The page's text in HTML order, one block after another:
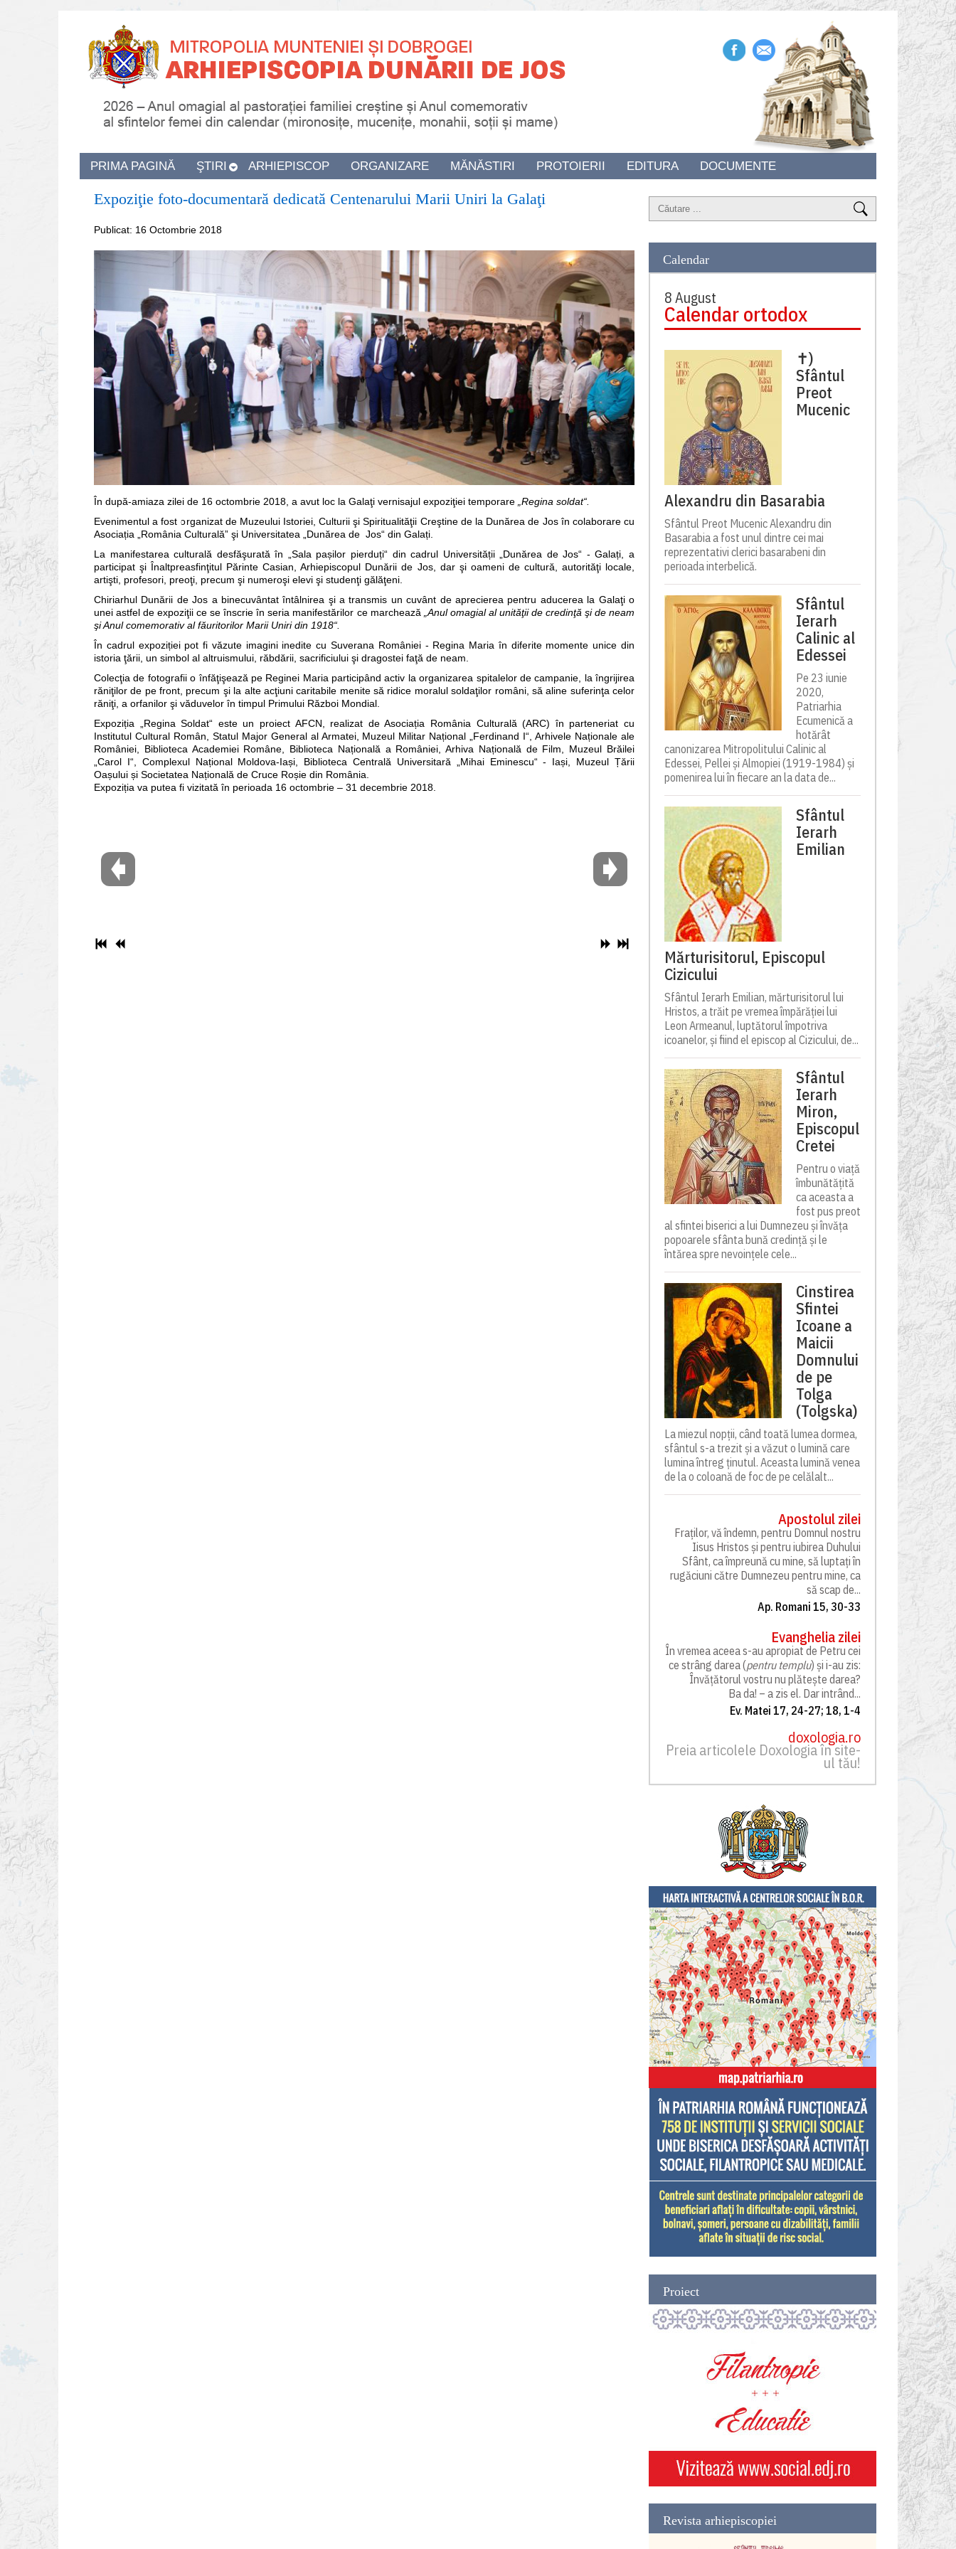
PRIMA PAGINĂ ŞTIRI ARHIEPISCOP ORGANIZARE MĂNĂSTIRI PROTOIERII EDITURA DOCUMENTE
Expoziţie foto-documentară dedicată Centenarului Marii Uniri la Galaţi
Publicat: 16 Octombrie 2018
În după-amiaza zilei de 16 octombrie 2018, a avut loc la Galaţi vernisajul expoziţiei temporare „Regina soldat“.
Evenimentul a fost organizat de Muzeului Istoriei, Culturii şi Spiritualităţii Creştine de la Dunărea de Jos în colaborare cu
Asociația „România Culturală” şi Universitatea „Dunărea de Jos“ din Galați.
La manifestarea culturală desfăşurată în „Sala pașilor pierduți“ din cadrul Universității „Dunărea de Jos“ - Galați, a
participat şi Înaltpreasfinţitul Părinte Casian, Arhiepiscopul Dunării de Jos, dar şi oameni de cultură, autorităţi locale,
artişti, profesori, preoţi, precum şi numeroşi elevi şi studenţi gălăţeni.
Chiriarhul Dunării de Jos a binecuvântat întâlnirea şi a transmis un cuvânt de aprecierea pentru aducerea la Galaţi o
unei astfel de expoziţii ce se înscrie în seria manifestărilor ce marchează „Anul omagial al unităţii de credinţă şi de neam
şi Anul comemorativ al făuritorilor Marii Uniri din 1918“.
În cadrul expoziției pot fi văzute imagini inedite cu Suverana României - Regina Maria în diferite momente unice din
istoria ţării, un simbol al altruismului, răbdării, sacrificiului şi dragostei faţă de neam.
Colecţia de fotografii o înfăţişează pe Reginei Maria participând activ la organizarea spitalelor de campanie, la îngrijirea
răniţilor de pe front, precum şi la alte acţiuni caritabile menite să ridice moralul soldaţilor români, să aline suferinţa celor
răniţi, a orfanilor şi văduvelor în timpul Primului Război Mondial.
Expoziția „Regina Soldat“ este un proiect AFCN, realizat de Asociația România Culturală (ARC) în parteneriat cu
Institutul Cultural Român, Statul Major General al Armatei, Muzeul Militar Național „Ferdinand I“, Arhivele Naționale ale
României, Biblioteca Academiei Române, Biblioteca Națională a României, Arhiva Națională de Film, Muzeul Brăilei
„Carol I“, Complexul Național Moldova-Iași, Biblioteca Centrală Universitară „Mihai Eminescu“ - Iași, Muzeul Țării
Oașului și Societatea Națională de Cruce Roșie din România.
Expoziția va putea fi vizitată în perioada 16 octombrie – 31 decembrie 2018.
Calendar
8 August
Calendar ortodox
✝)
Sfântul
Preot
Mucenic
Alexandru din Basarabia
Sfântul Preot Mucenic Alexandru din
Basarabia a fost unul dintre cei mai
reprezentativi clerici basarabeni din
perioada interbelică.
Sfântul
Ierarh
Calinic al
Edessei
Pe 23 iunie
2020,
Patriarhia
Ecumenică a
hotărât
canonizarea Mitropolitului Calinic al
Edessei, Pellei și Almopiei (1919-1984) și
pomenirea lui în fiecare an la data de...
Sfântul
Ierarh
Emilian
Mărturisitorul, Episcopul
Cizicului
Sfântul Ierarh Emilian, mărturisitorul lui
Hristos, a trăit pe vremea împărăției lui
Leon Armeanul, luptătorul împotriva
icoanelor, și fiind el episcop al Cizicului, de...
Sfântul
Ierarh
Miron,
Episcopul
Cretei
Pentru o viață
îmbunătățită
ca aceasta a
fost pus preot
al sfintei biserici a lui Dumnezeu și învăța
popoarele sfânta bună credință și le
întărea spre nevoințele cele...
Cinstirea
Sfintei
Icoane a
Maicii
Domnului
de pe
Tolga
(Tolgska)
La miezul nopții, când toată lumea dormea,
sfântul s-a trezit și a văzut o lumină care
lumina întreg ținutul. Aceasta lumină venea
de la o coloană de foc de pe celălalt...
Apostolul zilei
Fraților, vă îndemn, pentru Domnul nostru
Iisus Hristos și pentru iubirea Duhului
Sfânt, ca împreună cu mine, să luptați în
rugăciuni către Dumnezeu pentru mine, ca
să scap de...
Ap. Romani 15, 30-33
Evanghelia zilei
În vremea aceea s-au apropiat de Petru cei
ce strâng darea (pentru templu) și i-au zis:
Învățătorul vostru nu plătește darea?
Ba da! – a zis el. Dar intrând...
Ev. Matei 17, 24-27; 18, 1-4
doxologia.ro
Preia articolele Doxologia în site-
ul tău!
Proiect
Revista arhiepiscopiei